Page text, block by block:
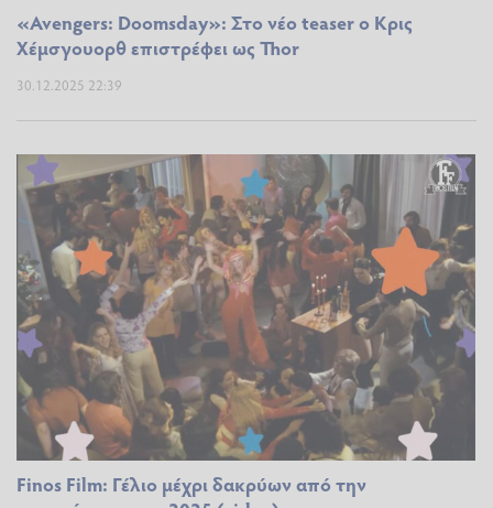
«Avengers: Doomsday»: Στο νέο teaser ο Κρις
Χέμσγουορθ επιστρέφει ως Thor
30.12.2025 22:39
Finos Film: Γέλιο μέχρι δακρύων από την